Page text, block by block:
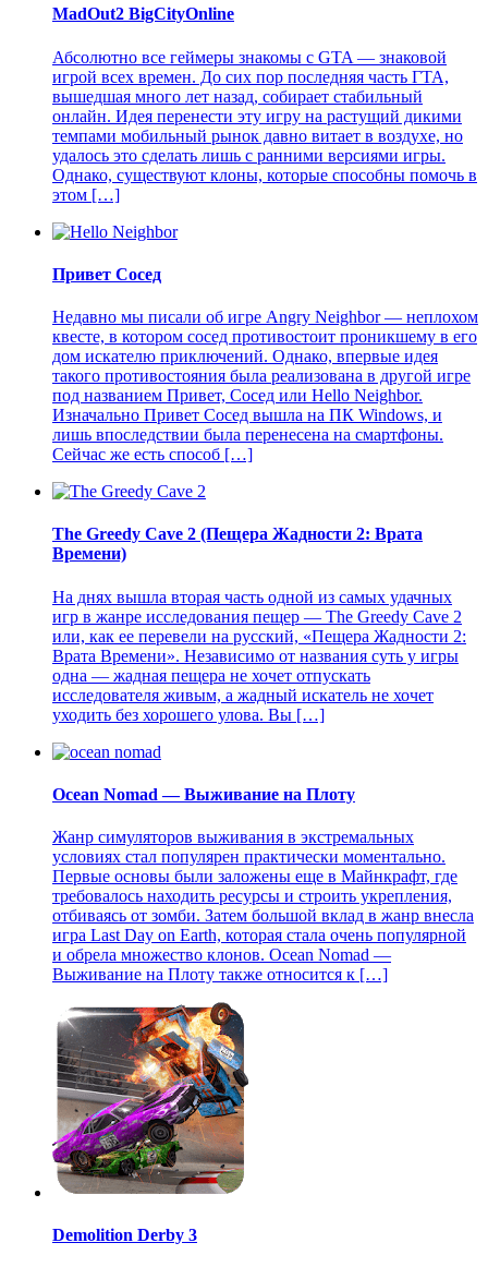
MadOut2 BigCityOnline
Абсолютно все геймеры знакомы с GTA — знаковой
игрой всех времен. До сих пор последняя часть ГТА,
вышедшая много лет назад, собирает стабильный
онлайн. Идея перенести эту игру на растущий дикими
темпами мобильный рынок давно витает в воздухе, но
удалось это сделать лишь с ранними версиями игры.
Однако, существуют клоны, которые способны помочь в
этом […]
Привет Сосед
Недавно мы писали об игре Angry Neighbor — неплохом
квесте, в котором сосед противостоит проникшему в его
дом искателю приключений. Однако, впервые идея
такого противостояния была реализована в другой игре
под названием Привет, Сосед или Hello Neighbor.
Изначально Привет Сосед вышла на ПК Windows, и
лишь впоследствии была перенесена на смартфоны.
Сейчас же есть способ […]
The Greedy Cave 2 (Пещера Жадности 2: Врата
Времени)
На днях вышла вторая часть одной из самых удачных
игр в жанре исследования пещер — The Greedy Cave 2
или, как ее перевели на русский, «Пещера Жадности 2:
Врата Времени». Независимо от названия суть у игры
одна — жадная пещера не хочет отпускать
исследователя живым, а жадный искатель не хочет
уходить без хорошего улова. Вы […]
Ocean Nomad — Выживание на Плоту
Жанр симуляторов выживания в экстремальных
условиях стал популярен практически моментально.
Первые основы были заложены еще в Майнкрафт, где
требовалось находить ресурсы и строить укрепления,
отбиваясь от зомби. Затем большой вклад в жанр внесла
игра Last Day on Earth, которая стала очень популярной
и обрела множество клонов. Ocean Nomad —
Выживание на Плоту также относится к […]
Demolition Derby 3